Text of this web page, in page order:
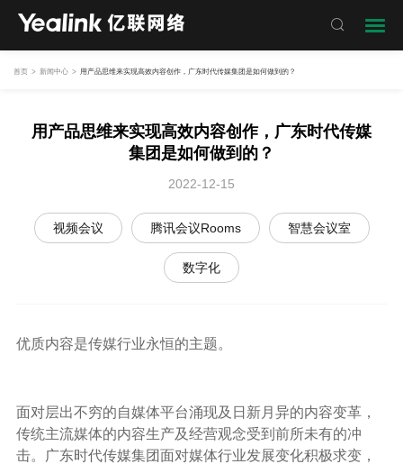

首页 > 新闻中心 > 用产品思维来实现高效内容创作，广东时代传媒集团是如何做到的？
用产品思维来实现高效内容创作，广东时代传媒
集团是如何做到的？
2022-12-15
视频会议 腾讯会议Rooms 智慧会议室
数字化
优质内容是传媒行业永恒的主题。
面对层出不穷的自媒体平台涌现及日新月异的内容变革，
传统主流媒体的内容生产及经营观念受到前所未有的冲
击。广东时代传媒集团面对媒体行业发展变化积极求变，